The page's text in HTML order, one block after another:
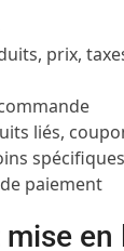
prix,
liés,
spécifiques
paiement
en